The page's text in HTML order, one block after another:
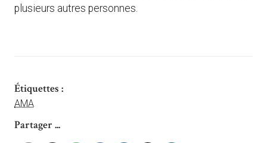
plusieurs autres personnes.
Étiquettes :
AMA
Partager ...